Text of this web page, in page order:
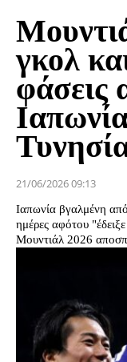
γκολ
φάσεις
21/06/2026 09:13
Ιαπωνία βγαλμένη
ημέρες αφότου
Μουντιάλ 2026